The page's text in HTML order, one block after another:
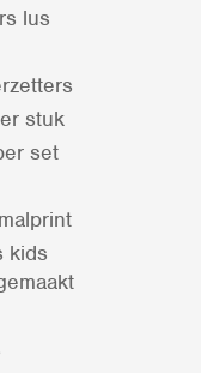
lus
stuk
set
kids